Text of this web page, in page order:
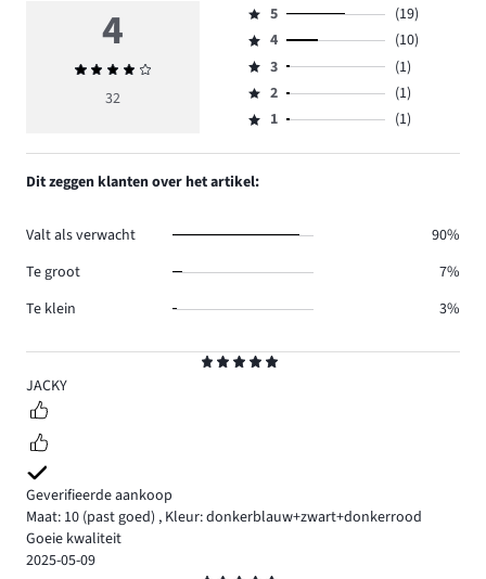
5
JACKY
Geverifieerde aankoop
Maat: 10 (past goed) , Kleur: donkerblauw+zwart+donkerrood
Goeie kwaliteit
2025-05-09
4
Gemiddelde
beoordeling
32
Beoordeling
5,
aantal
reviews
19.
5
(19)
Beoordeling
4,
aantal
reviews
4
(10)
Beoordeling
3,
aantal
3
(1)
Beoordeling
2,
1.
2
(1)
Beoordeling
1,
aantal
reviews
1 (1)
Dit zeggen klanten over het artikel:
Valt als verwacht
90%
Te groot
7%
Te klein
3%